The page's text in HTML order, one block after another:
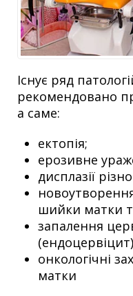
Існує ряд
рекомендовано
а саме:
ектопія;
ерозивне
дисплазії
шийки матки
запалення
онкологічні
матки